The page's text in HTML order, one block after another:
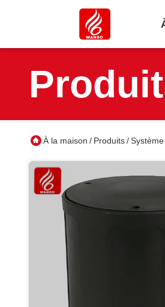
À la maison / Produits/